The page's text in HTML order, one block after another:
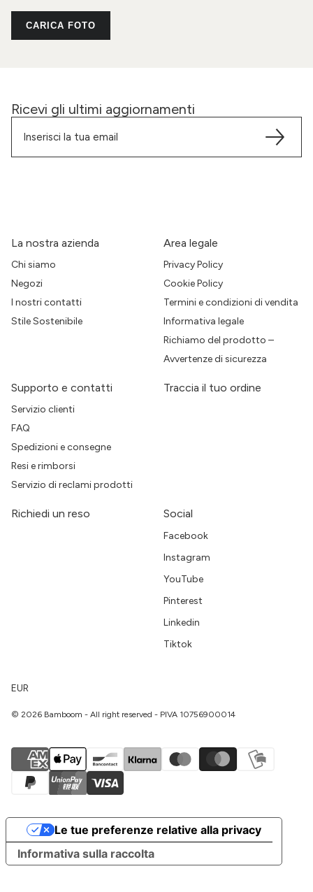
CARICA FOTO
Ricevi gli ultimi aggiornamenti
La nostra azienda
Chi siamo
Negozi
I nostri contatti
Stile Sostenibile
Area legale
Privacy Policy
Cookie Policy
Termini e condizioni di vendita
Informativa legale
Richiamo del prodotto –
Avvertenze di sicurezza
Supporto e contatti
Servizio clienti
FAQ
Spedizioni e consegne
Resi e rimborsi
Servizio di reclami prodotti
Traccia il tuo ordine
Richiedi un reso Social
Facebook
Instagram
YouTube
Pinterest
Linkedin
Tiktok
EUR
© 2026 Bamboom - All right reserved - PIVA 10756900014
Informativa sulla raccolta
Le tue preferenze relative alla privacy